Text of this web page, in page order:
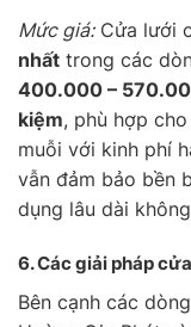
Mức giá:Cửa lưới
nhất trong các
400.000 –
kiệm, phù hợp
muỗi với kinh phí
vẫn đảm bảo bền
dụng lâu dài
6.Các giải pháp
Bên cạnh các